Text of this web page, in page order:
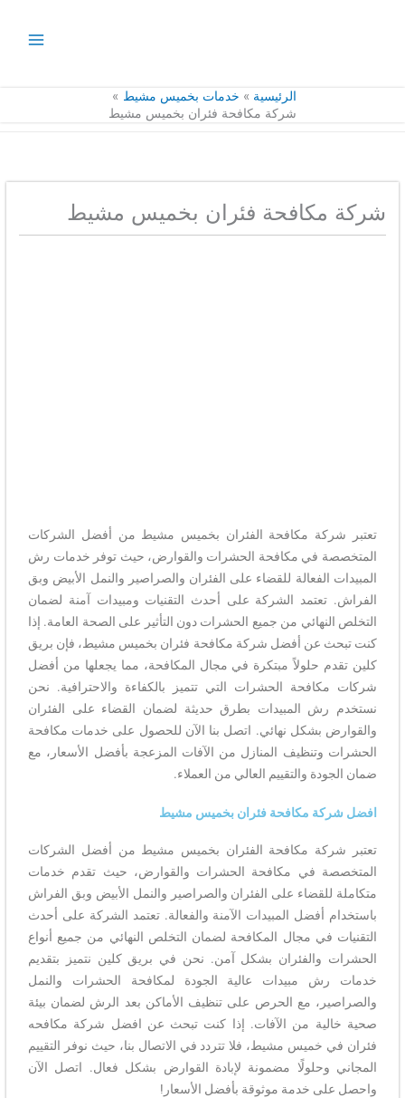
الرئيسية
خدمات بخميس مشيط
شركة مكافحة فئران بخميس مشيط
شركة مكافحة فئران بخميس مشيط
تعتبر شركة مكافحة الفئران بخميس مشيط من أفضل الشركات
المتخصصة في مكافحة الحشرات والقوارض، حيث توفر خدمات رش
المبيدات الفعالة للقضاء على الفئران والصراصير والنمل الأبيض وبق
الفراش. تعتمد الشركة على أحدث التقنيات ومبيدات آمنة لضمان
التخلص النهائي من جميع الحشرات دون التأثير على الصحة العامة. إذا
كنت تبحث عن أفضل شركة مكافحة فئران بخميس مشيط، فإن بريق
كلين تقدم حلولاً مبتكرة في مجال المكافحة، مما يجعلها من أفضل
شركات مكافحة الحشرات التي تتميز بالكفاءة والاحترافية. نحن
نستخدم رش المبيدات بطرق حديثة لضمان القضاء على الفئران
والقوارض بشكل نهائي. اتصل بنا الآن للحصول على خدمات مكافحة
الحشرات وتنظيف المنازل من الآفات المزعجة بأفضل الأسعار، مع
ضمان الجودة والتقييم العالي من العملاء.
افضل شركة مكافحة فئران بخميس مشيط
تعتبر شركة مكافحة الفئران بخميس مشيط من أفضل الشركات
المتخصصة في مكافحة الحشرات والقوارض، حيث تقدم خدمات
متكاملة للقضاء على الفئران والصراصير والنمل الأبيض وبق الفراش
باستخدام أفضل المبيدات الآمنة والفعالة. تعتمد الشركة على أحدث
التقنيات في مجال المكافحة لضمان التخلص النهائي من جميع أنواع
الحشرات والفئران بشكل آمن. نحن في بريق كلين نتميز بتقديم
خدمات رش مبيدات عالية الجودة لمكافحة الحشرات والنمل
والصراصير، مع الحرص على تنظيف الأماكن بعد الرش لضمان بيئة
صحية خالية من الآفات. إذا كنت تبحث عن افضل شركة مكافحه
فئران في خميس مشيط، فلا تتردد في الاتصال بنا، حيث نوفر التقييم
المجاني وحلولًا مضمونة لإبادة القوارض بشكل فعال. اتصل الآن
واحصل على خدمة موثوقة بأفضل الأسعار!